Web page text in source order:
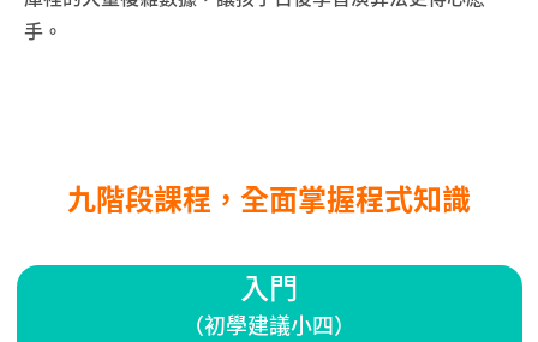
手。
九階段課程，全面掌握程式知識
入門
（初學建議小四）